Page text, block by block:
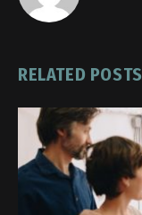
RELATED POSTS